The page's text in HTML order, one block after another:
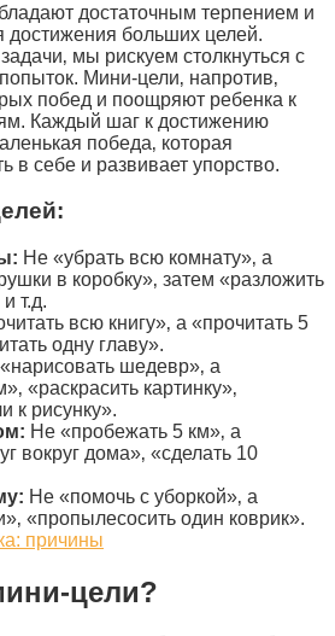
достаточным терпением и
достижения больших целей.
мы рискуем столкнуться с
Мини-цели‚ напротив‚
побед и поощряют ребенка к
Каждый шаг к достижению
победа‚ которая
в себе и развивает упорство.
Не «убрать всю комнату»‚ а
в коробку»‚ затем «разложить
т.д.
всю книгу»‚ а «прочитать 5
одну главу».
шедевр»‚ а
«раскрасить картинку»‚
к рисунку».
Не «пробежать 5 км»‚ а
вокруг дома»‚ «сделать 10
Не «помочь с уборкой»‚ а
«пропылесосить один коврик».
причины
цели?